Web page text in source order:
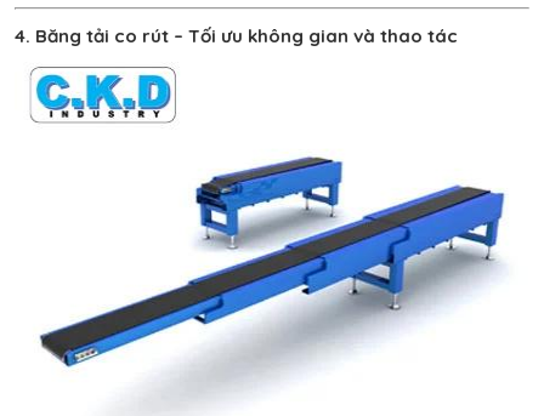
4. Băng tải co rút – Tối ưu không gian và thao tác